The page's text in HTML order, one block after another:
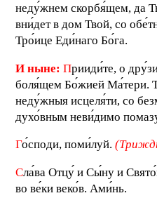
неду́жнем скорбя́щем, да
вни́дет в дом Твой, со
Тро́ице Еди́наго Бо́га.
И ныне: Прииди́те, о
боля́щем Бо́жией Ма́тери.
неду́жныя исцеля́ти, со
духо́вным неви́димо
Го́споди, поми́луй.
Сла́ва Отцу́ и Сы́ну и
во ве́ки веко́в. Ами́нь.